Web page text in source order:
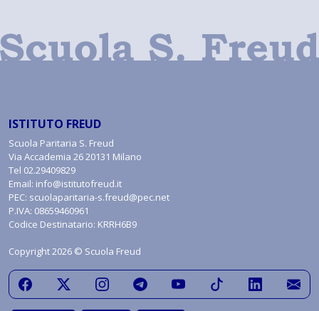
ISTITUTO FREUD
Scuola Paritaria S. Freud
Via Accademia 26 20131 Milano
Tel 02.29409829
Email: info@istitutofreud.it
PEC: scuolaparitaria-s.freud@pec.net
P.IVA: 08659460961
Codice Destinatario: KRRH6B9
Copyright 2026 © Scuola Freud